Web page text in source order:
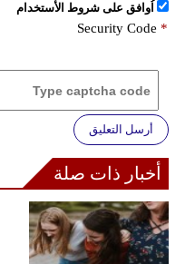
اُوافق على شروط الأستخدام
Security Code *
أرسل التعليق
أخبار ذات صلة